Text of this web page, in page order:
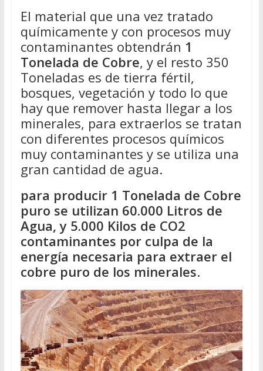
El material que una vez tratado
químicamente y con procesos muy
contaminantes obtendrán 1
Tonelada de Cobre, y el resto 350
Toneladas es de tierra fértil,
bosques, vegetación y todo lo que
hay que remover hasta llegar a los
minerales, para extraerlos se tratan
con diferentes procesos químicos
muy contaminantes y se utiliza una
gran cantidad de agua.
para producir 1 Tonelada de Cobre
puro se utilizan 60.000 Litros de
Agua, y 5.000 Kilos de CO2
contaminantes por culpa de la
energía necesaria para extraer el
cobre puro de los minerales.